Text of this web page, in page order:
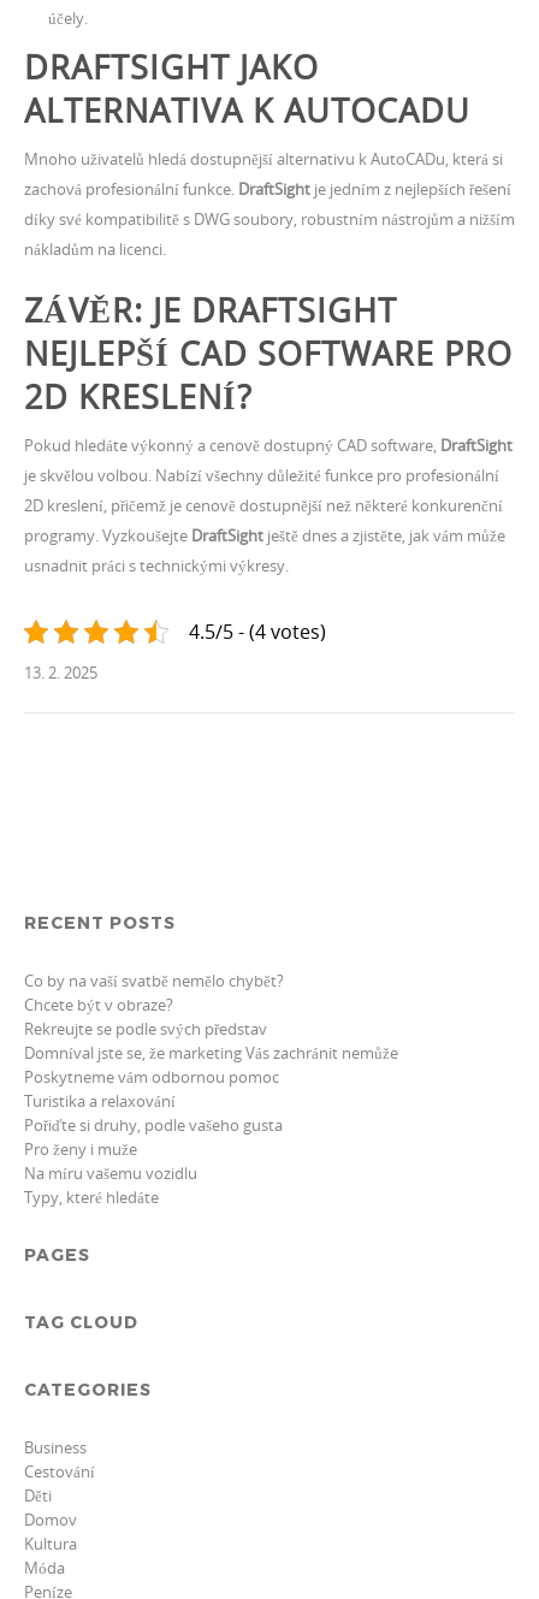
účely.
DRAFTSIGHT JAKO
ALTERNATIVA K AUTOCADU
Mnoho uživatelů hledá dostupnější alternativu k AutoCADu, která si
zachová profesionální funkce. DraftSight je jedním z nejlepších řešení
díky své kompatibilitě s DWG soubory, robustním nástrojům a nižším
nákladům na licenci.
ZÁVĚR: JE DRAFTSIGHT
NEJLEPŠÍ CAD SOFTWARE PRO
2D KRESLENÍ?
Pokud hledáte výkonný a cenově dostupný CAD software, DraftSight
je skvělou volbou. Nabízí všechny důležité funkce pro profesionální
2D kreslení, přičemž je cenově dostupnější než některé konkurenční
programy. Vyzkoušejte DraftSight ještě dnes a zjistěte, jak vám může
usnadnit práci s technickými výkresy.
4.5/5 - (4 votes)
13. 2. 2025
RECENT POSTS
Co by na vaší svatbě nemělo chybět?
Chcete být v obraze?
Rekreujte se podle svých představ
Domníval jste se, že marketing Vás zachránit nemůže
Poskytneme vám odbornou pomoc
Turistika a relaxování
Pořiďte si druhy, podle vašeho gusta
Pro ženy i muže
Na míru vašemu vozidlu
Typy, které hledáte
PAGES
TAG CLOUD
CATEGORIES
Business
Cestování
Děti
Domov
Kultura
Móda
Peníze